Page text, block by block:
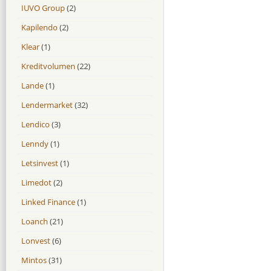
IUVO Group(2)
Kapilendo (2)
Klear(1)
Kreditvolumen (22)
Lande(1)
Lendermarket(32)
Lendico (3)
Lenndy(1)
Letsinvest(1)
Limedot(2)
Linked Finance(1)
Loanch (21)
Lonvest(6)
Mintos(31)